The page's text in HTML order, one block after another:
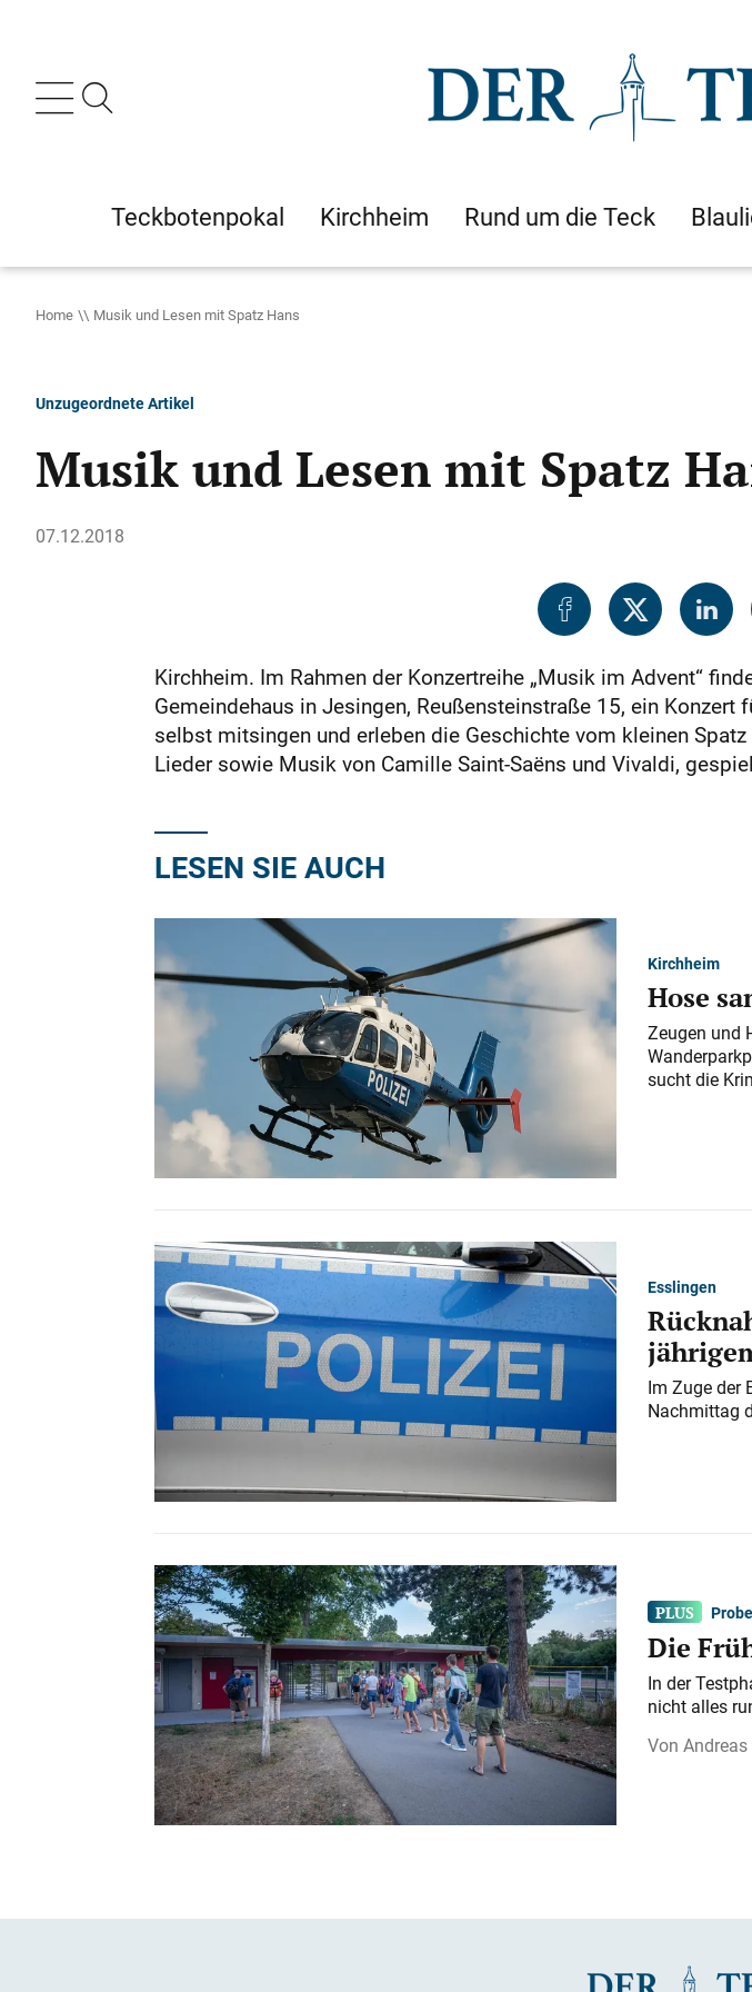
Teckbotenpokal Kirchheim Rund um die Teck
Home Musik und Lesen mit Spatz Hans
Unzugeordnete Artikel
Musik und Lesen mit Spatz
07.12.2018
Kirchheim. Im Rahmen der Konzertreihe „Musik im Advent“
Gemeindehaus in Jesingen, Reußensteinstraße 15, ein
selbst mitsingen und erleben die Geschichte vom kleinen
Lieder sowie Musik von Camille Saint-Saëns und Vivaldi,
LESEN SIE AUCH
Kirchheim
Hose
Zeugen und
sucht die
Esslingen
Im Zuge der
Nachmittag
Die
In der
nicht alles